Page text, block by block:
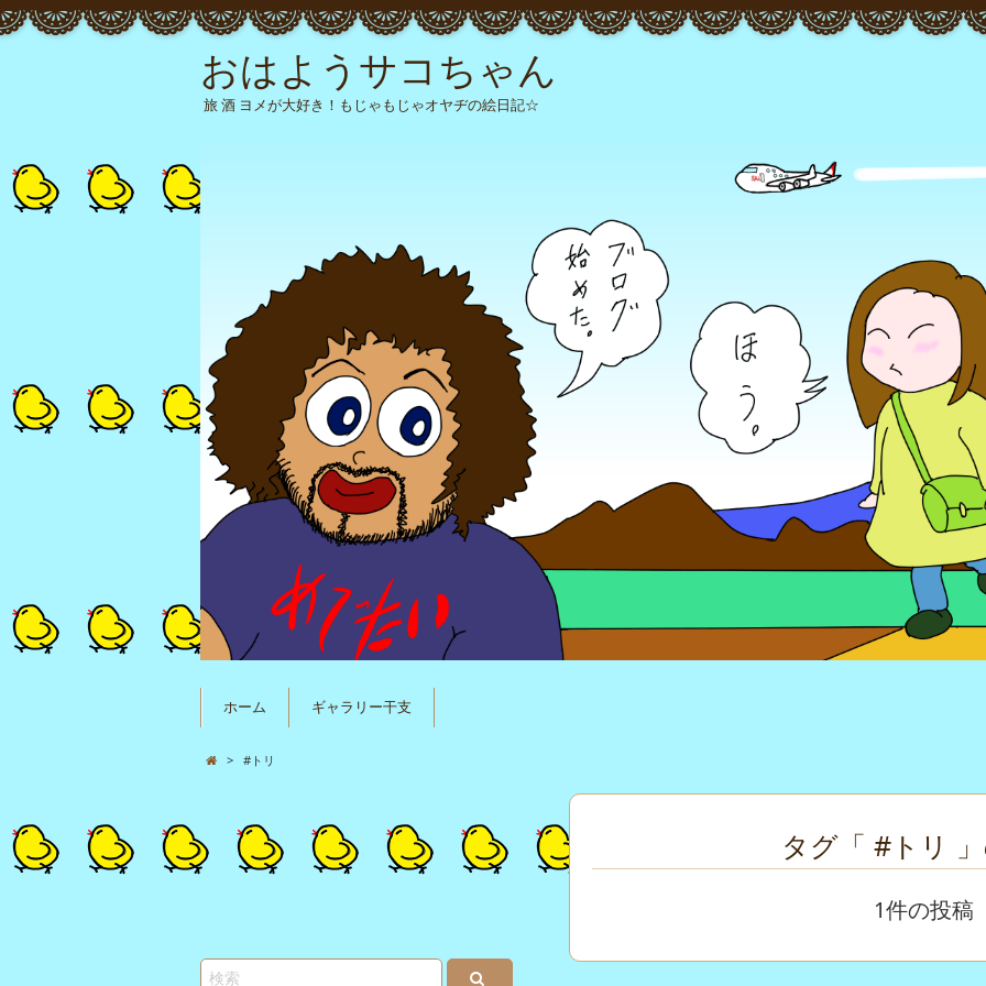
おはようサコちゃん
旅 酒 ヨメが大好き！もじゃもじゃオヤヂの絵日記☆
ホーム ギャラリー干支
> #トリ
タグ「 #トリ
1件の投稿